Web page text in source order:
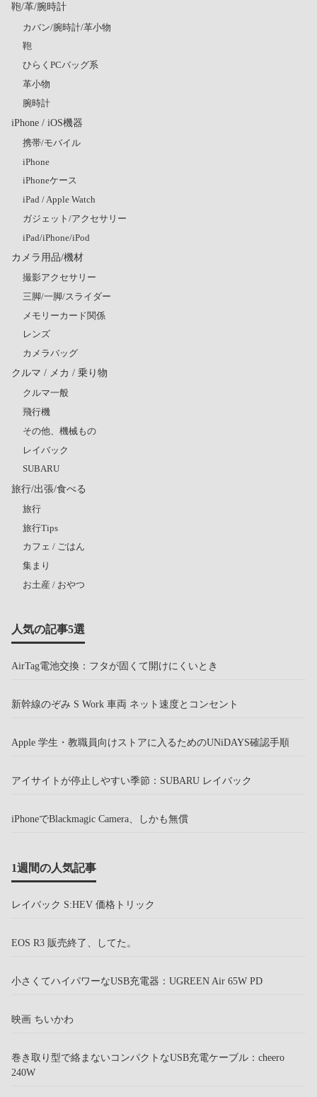
鞄/革/腕時計
カバン/腕時計/革小物
鞄
ひらくPCバッグ系
革小物
腕時計
iPhone / iOS機器
携帯/モバイル
iPhone
iPhoneケース
iPad / Apple Watch
ガジェット/アクセサリー
iPad/iPhone/iPod
カメラ用品/機材
撮影アクセサリー
三脚/一脚/スライダー
メモリーカード関係
レンズ
カメラバッグ
クルマ / メカ / 乗り物
クルマ一般
飛行機
その他、機械もの
レイバック
SUBARU
旅行/出張/食べる
旅行
旅行Tips
カフェ / ごはん
集まり
お土産 / おやつ
人気の記事5選
AirTag電池交換：フタが固くて開けにくいとき
新幹線のぞみ S Work 車両 ネット速度とコンセント
Apple 学生・教職員向けストアに入るためのUNiDAYS確認手順
アイサイトが停止しやすい季節：SUBARU レイバック
iPhoneでBlackmagic Camera、しかも無償
1週間の人気記事
レイバック S:HEV 価格トリック
EOS R3 販売終了、してた。
小さくてハイパワーなUSB充電器：UGREEN Air 65W PD
映画 ちいかわ
巻き取り型で絡まないコンパクトなUSB充電ケーブル：cheero
240W